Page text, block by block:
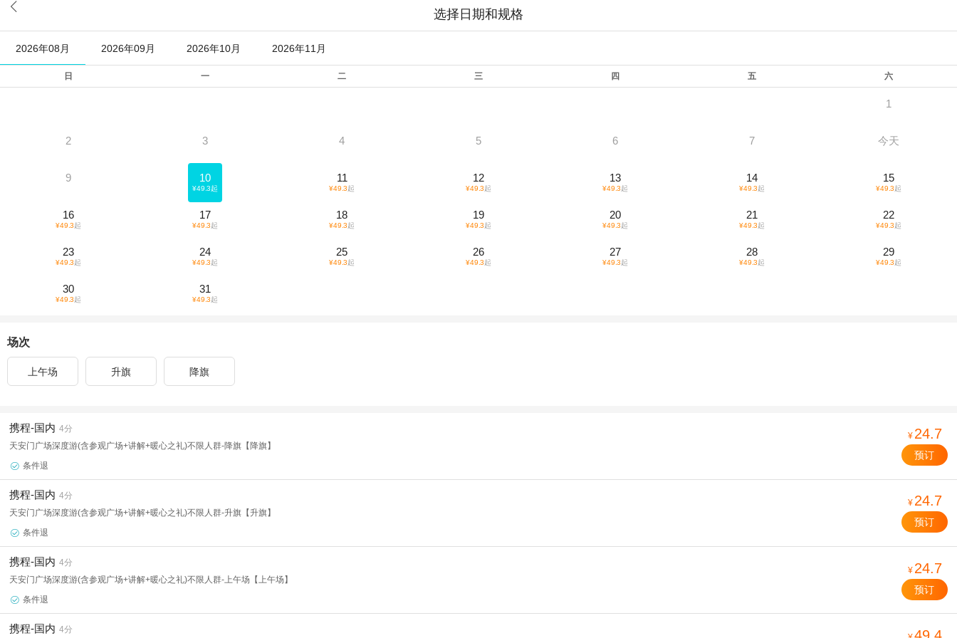

选择日期和规格
2026年08月 2026年09月 2026年10月 2026年11月
日 一 二 三 四 五 六
1
2 3 4 5 6 7 今天
9 10
¥49.3起
11
¥49.3起
12
¥49.3起
13
¥49.3起
14
¥49.3起
15
¥49.3起
16
¥49.3起
17
¥49.3起
18
¥49.3起
19
¥49.3起
20
¥49.3起
21
¥49.3起
22
¥49.3起
23
¥49.3起
24
¥49.3起
25
¥49.3起
26
¥49.3起
27
¥49.3起
28
¥49.3起
29
¥49.3起
30
¥49.3起
31
¥49.3起
场次
上午场 升旗 降旗
携程-国内 4分
天安门广场深度游(含参观广场+讲解+暖心之礼)不限人群-降旗【降旗】
 条件退
¥ 24.7
预订
携程-国内 4分
天安门广场深度游(含参观广场+讲解+暖心之礼)不限人群-升旗【升旗】
 条件退
¥ 24.7
预订
携程-国内 4分
天安门广场深度游(含参观广场+讲解+暖心之礼)不限人群-上午场【上午场】
 条件退
¥ 24.7
预订
携程-国内 4分